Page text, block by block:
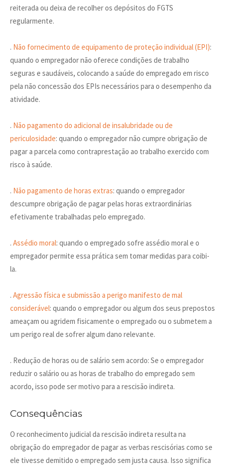
reiterada ou deixa de recolher os depósitos do FGTS
regularmente.
. Não fornecimento de equipamento de proteção individual (EPI):
quando o empregador não oferece condições de trabalho
seguras e saudáveis, colocando a saúde do empregado em risco
pela não concessão dos EPIs necessários para o desempenho da
atividade.
. Não pagamento do adicional de insalubridade ou de
periculosidade: quando o empregador não cumpre obrigação de
pagar a parcela como contraprestação ao trabalho exercido com
risco à saúde.
. Não pagamento de horas extras: quando o empregador
descumpre obrigação de pagar pelas horas extraordinárias
efetivamente trabalhadas pelo empregado.
. Assédio moral: quando o empregado sofre assédio moral e o
empregador permite essa prática sem tomar medidas para coibi-
la.
. Agressão física e submissão a perigo manifesto de mal
considerável: quando o empregador ou algum dos seus prepostos
ameaçam ou agridem fisicamente o empregado ou o submetem a
um perigo real de sofrer algum dano relevante.
. Redução de horas ou de salário sem acordo: Se o empregador
reduzir o salário ou as horas de trabalho do empregado sem
acordo, isso pode ser motivo para a rescisão indireta.
Consequências
O reconhecimento judicial da rescisão indireta resulta na
obrigação do empregador de pagar as verbas rescisórias como se
ele tivesse demitido o empregado sem justa causa. Isso significa